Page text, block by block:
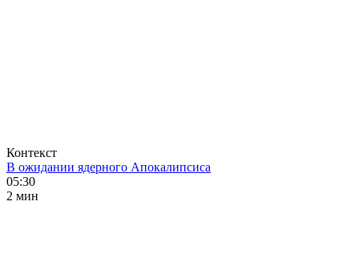
Контекст
В ожидании ядерного Апокалипсиса
05:30
2 мин